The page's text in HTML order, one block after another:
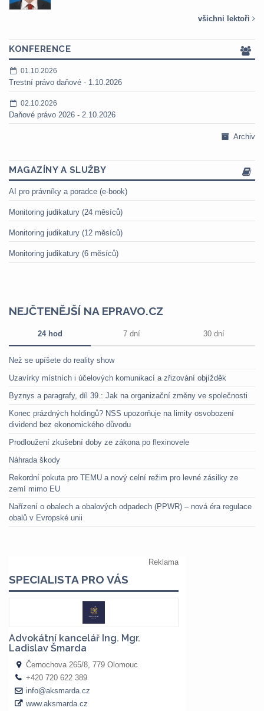
všichni lektoři
KONFERENCE
01.10.2026
Trestní právo daňové - 1.10.2026
02.10.2026
Daňové právo 2026 - 2.10.2026
Archiv
MAGAZÍNY A SLUŽBY
AI pro právníky a poradce (e-book)
Monitoring judikatury (24 měsíců)
Monitoring judikatury (12 měsíců)
Monitoring judikatury (6 měsíců)
NEJČTENĚJŠÍ NA EPRAVO.CZ
24 hod 7 dní 30 dní
Než se upíšete do reality show
Uzavírky místních i účelových komunikací a zřizování objížděk
Byznys a paragrafy, díl 39.: Jak na organizační změny ve společnosti
Konec prázdných holdingů? NSS upozorňuje na limity osvobození
dividend bez ekonomického důvodu
Prodloužení zkušební doby ze zákona po flexinovele
Náhrada škody
Rekordní pokuta pro TEMU a nový celní režim pro levné zásilky ze
zemí mimo EU
Nařízení o obalech a obalových odpadech (PPWR) – nová éra regulace
obalů v Evropské unii